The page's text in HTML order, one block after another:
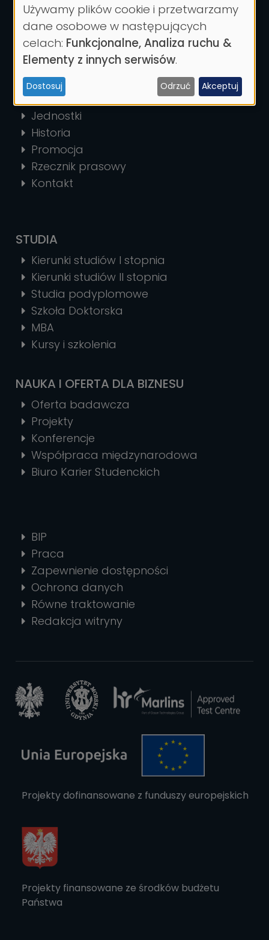
UNIWERSYTET
Władze
Jednostki
Historia
Promocja
Rzecznik prasowy
Kontakt
STUDIA
Kierunki studiów I stopnia
Kierunki studiów II stopnia
Studia podyplomowe
Szkoła Doktorska
MBA
Kursy i szkolenia
NAUKA I OFERTA DLA BIZNESU
Oferta badawcza
Projekty
Konferencje
Współpraca międzynarodowa
Biuro Karier Studenckich
BIP
Praca
Zapewnienie dostępności
Ochrona danych
Równe traktowanie
Redakcja witryny
Projekty dofinansowane z funduszy europejskich
Projekty finansowane ze środków budżetu
Państwa
Wykorzystanie
danych
osobowych
i
ciasteczek
Używamy plików cookie i przetwarzamy
dane osobowe w następujących
celach: Funkcjonalne, Analiza ruchu &
Elementy z innych serwisów.
Dostosuj Odrzuć Akceptuj